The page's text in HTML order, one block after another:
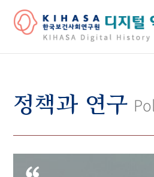
정책과 연구